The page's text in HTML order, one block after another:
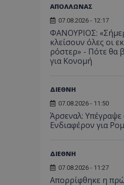
ΑΠΟΛΛΩΝΑΣ
07.08.2026 - 12:17
ΦΑΝΟΥΡΙΟΣ:
κλείσουν όλες οι
ρόστερ» - Πότε θα
για Κονομή
ΔΙΕΘΝΗ
07.08.2026 - 11:50
Άρσεναλ: Υπέγραψε
Ενδιαφέρον για
ΔΙΕΘΝΗ
07.08.2026 - 11:27
Απορρίφθηκε η